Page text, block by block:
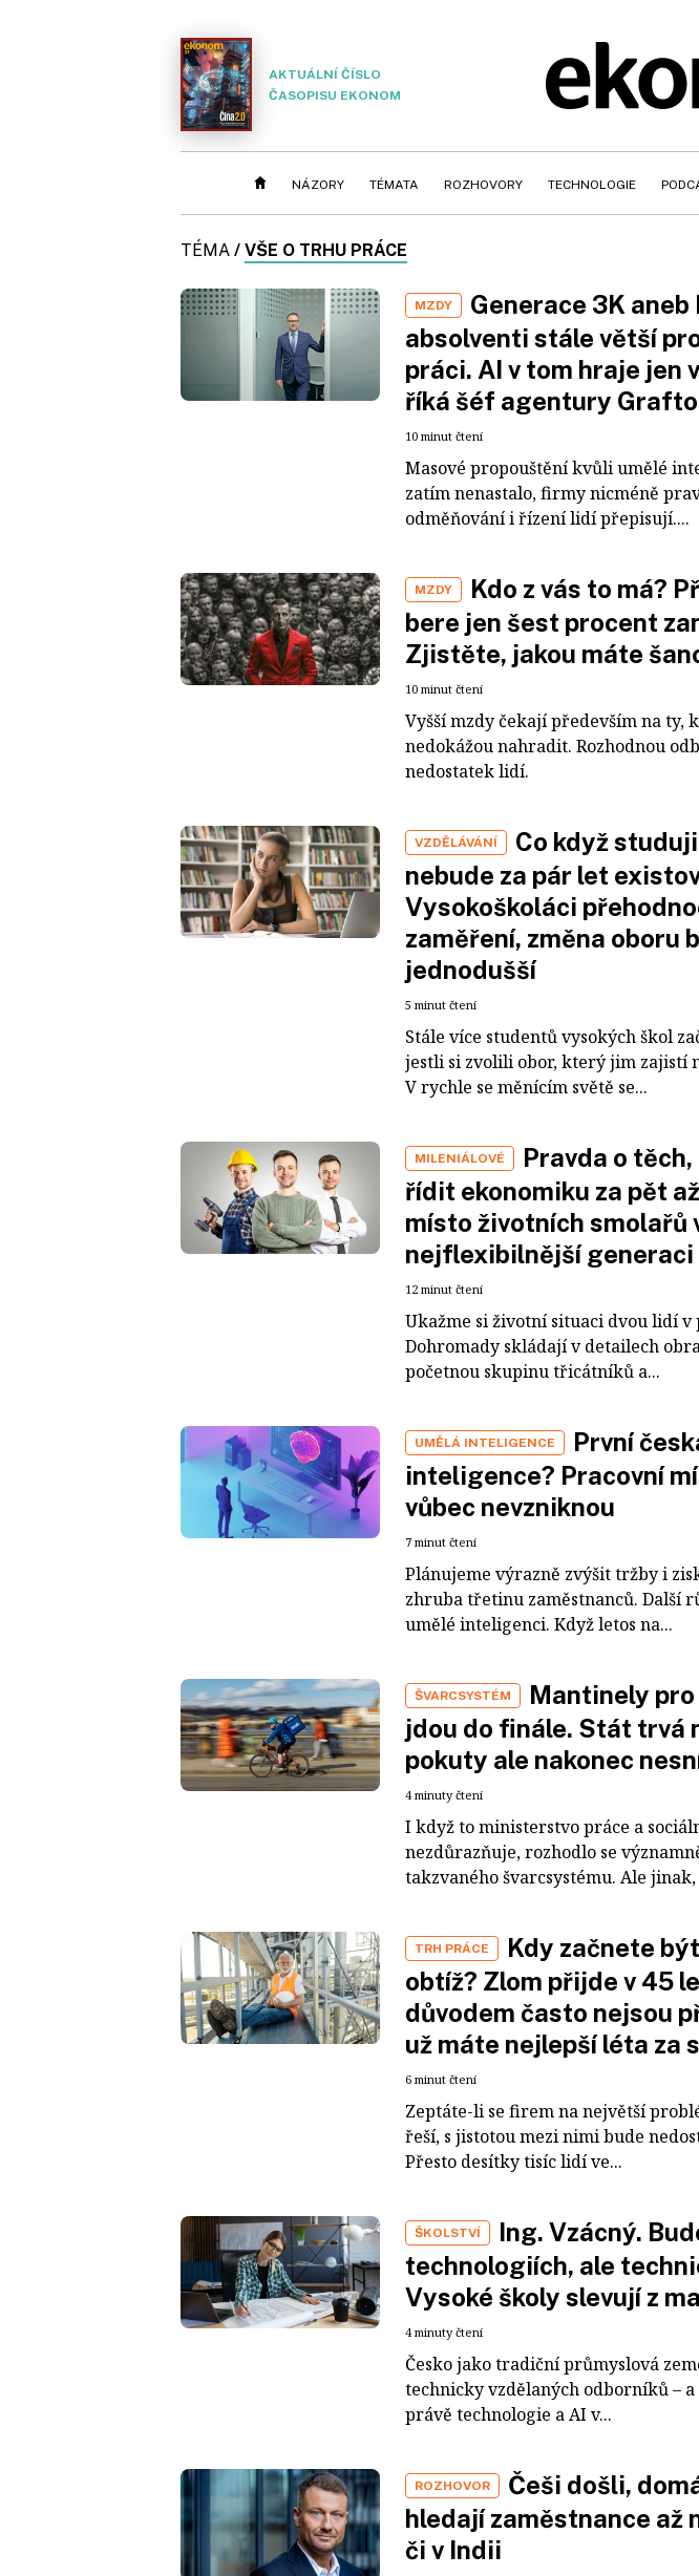
AKTUÁLNÍ ČÍSLO
ČASOPISU EKONOM
NÁZORY TÉMATA ROZHOVORY TECHNOLOGIE
TÉMA / VŠE O TRHU PRÁCE
MZDY
Generace 3K aneb
absolventi stále větší
práci. AI v tom hraje jen
říká šéf agentury
10 minut čtení
Masové propouštění kvůli umělé
zatím nenastalo, firmy nicméně
odměňování i řízení lidí přepisují....
MZDY
Kdo z vás to má?
bere jen šest procent
Zjistěte, jakou máte
10 minut čtení
Vyšší mzdy čekají především na ty,
nedokážou nahradit. Rozhodnou
nedostatek lidí.
VZDĚLÁVÁNÍ
Co když
nebude za pár let
Vysokoškoláci
zaměření, změna oboru
jednodušší
5 minut čtení
Stále více studentů vysokých škol
jestli si zvolili obor, který jim zajistí
V rychle se měnícím světě se...
MILENIÁLOVÉ
Pravda o
řídit ekonomiku za pět
místo životních smolařů
nejflexibilnější generaci
12 minut čtení
Ukažme si životní situaci dvou lidí
Dohromady skládají v detailech
početnou skupinu třicátníků a...
UMĚLÁ INTELIGENCE
První
inteligence? Pracovní
vůbec nevzniknou
7 minut čtení
Plánujeme výrazně zvýšit tržby i
zhruba třetinu zaměstnanců. Další
umělé inteligenci. Když letos na...
ŠVARCSYSTÉM
Mantinely
jdou do finále. Stát trvá
pokuty ale nakonec
4 minuty čtení
I když to ministerstvo práce a
nezdůrazňuje, rozhodlo se
takzvaného švarcsystému. Ale jinak,
TRH PRÁCE
Kdy začnete
obtíž? Zlom přijde v 45
důvodem často nejsou
už máte nejlepší léta za
6 minut čtení
Zeptáte-li se firem na největší
řeší, s jistotou mezi nimi bude
Přesto desítky tisíc lidí ve...
ŠKOLSTVÍ
Ing. Vzácný.
technologiích, ale
Vysoké školy slevují z
4 minuty čtení
Česko jako tradiční průmyslová
technicky vzdělaných odborníků – a
právě technologie a AI v...
ROZHOVOR
Češi došli,
hledají zaměstnance až
či v Indii